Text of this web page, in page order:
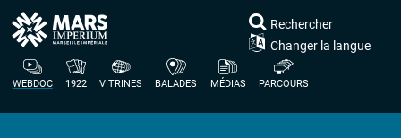
WEBDOC 1922 VITRINES BALADES MÉDIAS PARCOURS
Rechercher
Changer la langue